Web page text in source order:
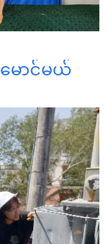
ောင်မယ်